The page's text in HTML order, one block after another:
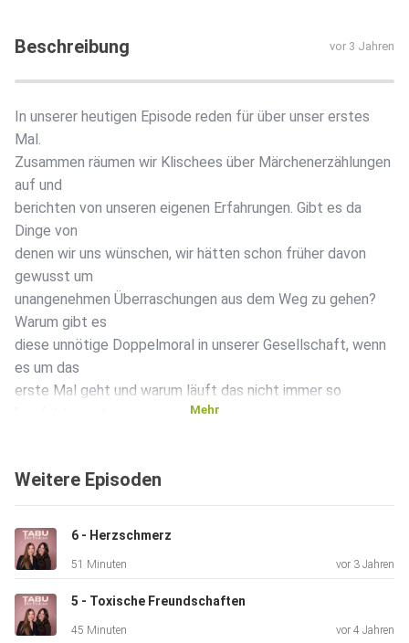
Beschreibung vor 3 Jahren
In unserer heutigen Episode reden für über unser erstes
Mal.
Zusammen räumen wir Klischees über Märchenerzählungen
auf und
berichten von unseren eigenen Erfahrungen. Gibt es da
Dinge von
denen wir uns wünschen, wir hätten schon früher davon
gewusst um
unangenehmen Überraschungen aus dem Weg zu gehen?
Warum gibt es
diese unnötige Doppelmoral in unserer Gesellschaft, wenn
es um das
erste Mal geht und warum läuft das nicht immer so
Mehr
Weitere Episoden
6 - Herzschmerz
51 Minuten vor 3 Jahren
5 - Toxische Freundschaften
45 Minuten vor 4 Jahren